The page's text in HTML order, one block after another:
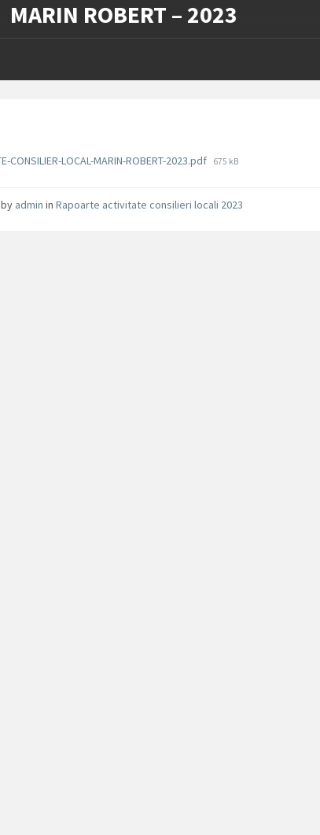
MARIN ROBERT – 2023
CONSILIER-LOCAL-MARIN-ROBERT-2023.pdf File
675 kB
by admin inRapoarte activitate consilieri locali 2023